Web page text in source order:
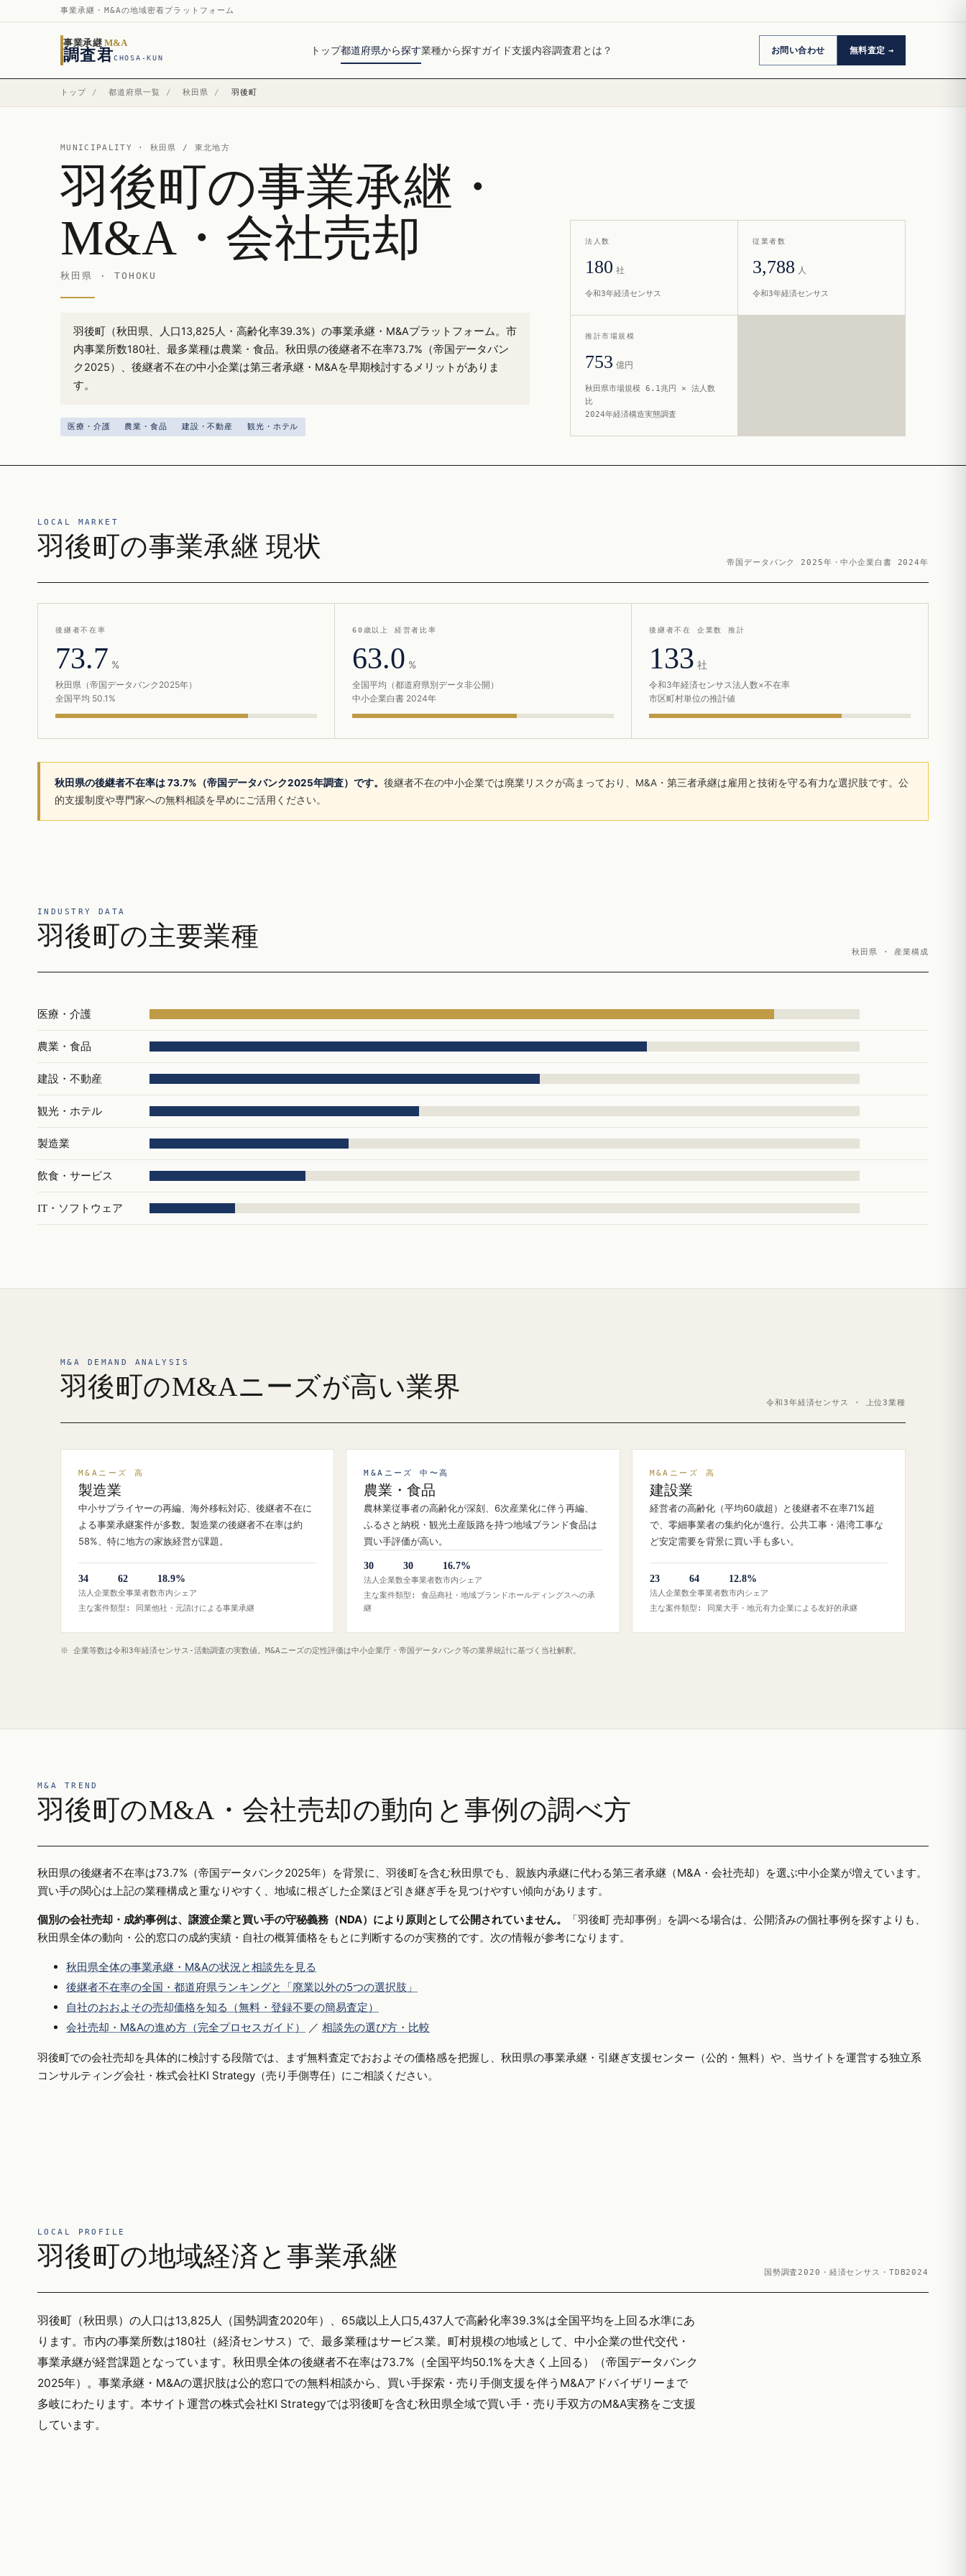
事業承継・M&Aの地域密着プラットフォーム
事業承継 M&A
調査君CHOSA-KUN
トップ都道府県から探す業種から探すガイド支援内容調査君とは？ お問い合わせ 無料査定
トップ / 都道府県一覧 / 秋田県 / 羽後町
MUNICIPALITY · 秋田県 / 東北地方
羽後町の事業承継・
M&A・会社売却
秋田県 · TOHOKU
羽後町（秋田県、人口13,825人・高齢化率39.3%）の事業承継・M&Aプラットフォーム。市
内事業所数180社、最多業種は農業・食品。秋田県の後継者不在率73.7%（帝国データバン
ク2025）、後継者不在の中小企業は第三者承継・M&Aを早期検討するメリットがありま
す。
医療・介護 農業・食品 建設・不動産 観光・ホテル
法人数
180 社
令和3年経済センサス
従業者数
3,788 人
令和3年経済センサス
推計市場規模
753 億円
秋田県市場規模 6.1兆円 × 法人数
比
2024年経済構造実態調査
LOCAL MARKET
羽後町の事業承継 現状
帝国データバンク 2025年・中小企業白書 2024年
後継者不在率
73.7 %
秋田県（帝国データバンク2025年）
全国平均 50.1%
60歳以上 経営者比率
63.0 %
全国平均（都道府県別データ非公開）
中小企業白書 2024年
後継者不在 企業数 推計
133 社
令和3年経済センサス法人数×不在率
市区町村単位の推計値
秋田県の後継者不在率は 73.7%（帝国データバンク2025年調査）です。 後継者不在の中小企業では廃業リスクが高まっており、M&A・第三者承継は雇用と技術を守る有力な選択肢です。公
的支援制度や専門家への無料相談を早めにご活用ください。
INDUSTRY DATA
羽後町の主要業種
秋田県 · 産業構成
医療・介護
農業・食品
建設・不動産
観光・ホテル
製造業
飲食・サービス
IT・ソフトウェア
M&A DEMAND ANALYSIS
羽後町のM&Aニーズが高い業界
令和3年経済センサス · 上位3業種
M&Aニーズ 高
製造業
中小サプライヤーの再編、海外移転対応、後継者不在に
よる事業承継案件が多数。製造業の後継者不在率は約
58%、特に地方の家族経営が課題。
34
法人企業数
62
全事業者数
18.9%
市内シェア
主な案件類型: 同業他社・元請けによる事業承継
M&Aニーズ 中〜高
農業・食品
農林業従事者の高齢化が深刻、6次産業化に伴う再編、
ふるさと納税・観光土産販路を持つ地域ブランド食品は
買い手評価が高い。
30
法人企業数
30
全事業者数
16.7%
市内シェア
主な案件類型: 食品商社・地域ブランドホールディングスへの承
継
M&Aニーズ 高
建設業
経営者の高齢化（平均60歳超）と後継者不在率71%超
で、零細事業者の集約化が進行。公共工事・港湾工事な
ど安定需要を背景に買い手も多い。
23
法人企業数
64
全事業者数
12.8%
市内シェア
主な案件類型: 同業大手・地元有力企業による友好的承継
※ 企業等数は令和3年経済センサス‐活動調査の実数値。M&Aニーズの定性評価は中小企業庁・帝国データバンク等の業界統計に基づく当社解釈。
M&A TREND
羽後町のM&A・会社売却の動向と事例の調べ方
秋田県の後継者不在率は73.7%（帝国データバンク2025年）を背景に、羽後町を含む秋田県でも、親族内承継に代わる第三者承継（M&A・会社売却）を選ぶ中小企業が増えています。
買い手の関心は上記の業種構成と重なりやすく、地域に根ざした企業ほど引き継ぎ手を見つけやすい傾向があります。
個別の会社売却・成約事例は、譲渡企業と買い手の守秘義務（NDA）により原則として公開されていません。
「羽後町 売却事例」を調べる場合は、公開済みの個社事例を探すよりも、
秋田県全体の動向・公的窓口の成約実績・自社の概算価格をもとに判断するのが実務的です。次の情報が参考になります。
秋田県全体の事業承継・M&Aの状況と相談先を見る
後継者不在率の全国・都道府県ランキングと「廃業以外の5つの選択肢」
自社のおおよその売却価格を知る（無料・登録不要の簡易査定）
会社売却・M&Aの進め方（完全プロセスガイド）
／ 相談先の選び方・比較
羽後町での会社売却を具体的に検討する段階では、まず無料査定でおおよその価格感を把握し、秋田県の事業承継・引継ぎ支援センター（公的・無料）や、当サイトを運営する独立系
コンサルティング会社・株式会社KI Strategy（売り手側専任）にご相談ください。
LOCAL PROFILE
羽後町の地域経済と事業承継
国勢調査2020・経済センサス・TDB2024
羽後町（秋田県）の人口は13,825人（国勢調査2020年）、65歳以上人口5,437人で高齢化率39.3%は全国平均を上回る水準にあ
ります。市内の事業所数は180社（経済センサス）で、最多業種はサービス業。町村規模の地域として、中小企業の世代交代・
事業承継が経営課題となっています。秋田県全体の後継者不在率は73.7%（全国平均50.1%を大きく上回る）（帝国データバンク
2025年）。事業承継・M&Aの選択肢は公的窓口での無料相談から、買い手探索・売り手側支援を伴うM&Aアドバイザリーまで
多岐にわたります。本サイト運営の株式会社KI Strategyでは羽後町を含む秋田県全域で買い手・売り手双方のM&A実務をご支援
しています。